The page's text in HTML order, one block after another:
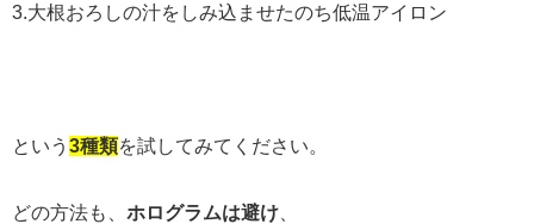
3.大根おろしの汁をしみ込ませたのち低温アイロン
という 3種類を試してみてください。
どの方法も、 ホログラムは避け